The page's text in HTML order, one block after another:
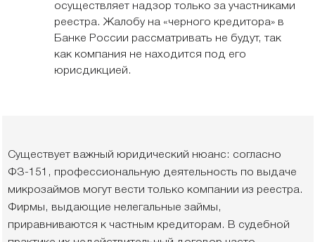
осуществляет надзор только за участниками
реестра. Жалобу на «черного кредитора» в
Банке России рассматривать не будут, так
как компания не находится под его
юрисдикцией.
Существует важный юридический нюанс: согласно
ФЗ-151, профессиональную деятельность по выдаче
микрозаймов могут вести только компании из реестра.
Фирмы, выдающие нелегальные займы,
приравниваются к частным кредиторам. В судебной